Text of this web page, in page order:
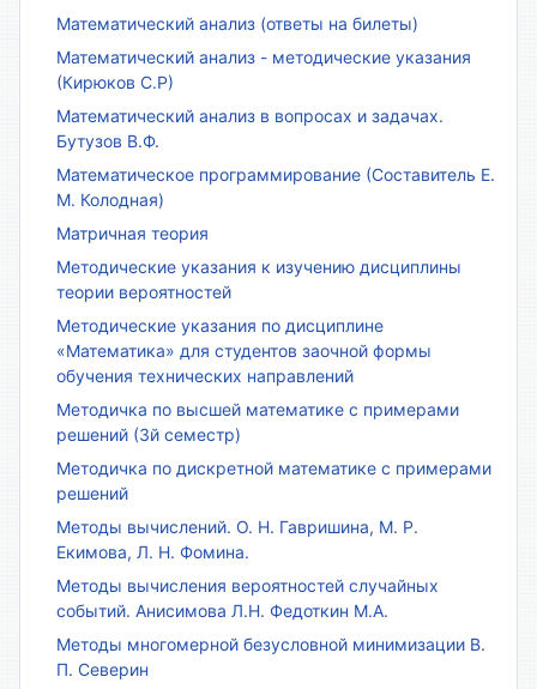
Математический анализ (ответы на билеты)
Математический анализ - методические указания
(Кирюков С.Р)
Математический анализ в вопросах и задачах.
Бутузов В.Ф.
Математическое программирование (Составитель Е.
М. Колодная)
Матричная теория
Методические указания к изучению дисциплины
теории вероятностей
Методические указания по дисциплине
«Математика» для студентов заочной формы
обучения технических направлений
Методичка по высшей математике с примерами
решений (3й семестр)
Методичка по дискретной математике с примерами
решений
Методы вычислений. О. Н. Гавришина, М. Р.
Екимова, Л. Н. Фомина.
Методы вычисления вероятностей случайных
событий. Анисимова Л.Н. Федоткин М.А.
Методы многомерной безусловной минимизации В.
П. Северин